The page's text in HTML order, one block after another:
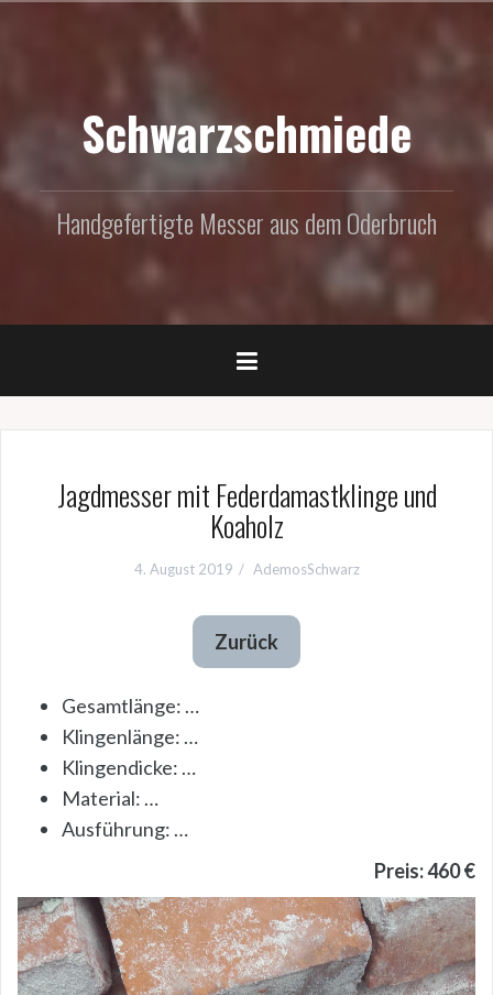
Schwarzschmiede
Handgefertigte Messer aus dem Oderbruch
Jagdmesser mit Federdamastklinge und
Koaholz
4. August 2019 AdemosSchwarz
Zurück
Gesamtlänge: …
Klingenlänge: …
Klingendicke: …
Material: …
Ausführung: …
Preis: 460 €